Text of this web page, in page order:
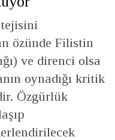
özünde Filistin
ve direnci olsa
oynadığı kritik
Özgürlük